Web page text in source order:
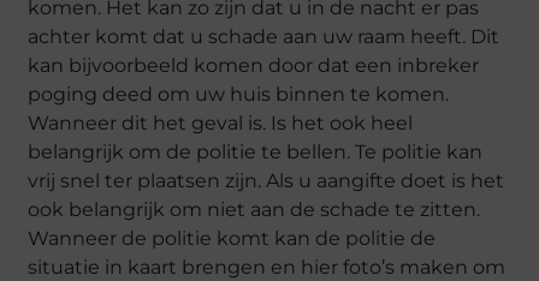
komen. Het kan zo zijn dat u in de nacht er pas
achter komt dat u schade aan uw raam heeft. Dit
kan bijvoorbeeld komen door dat een inbreker
poging deed om uw huis binnen te komen.
Wanneer dit het geval is. Is het ook heel
belangrijk om de politie te bellen. Te politie kan
vrij snel ter plaatsen zijn. Als u aangifte doet is het
ook belangrijk om niet aan de schade te zitten.
Wanneer de politie komt kan de politie de
situatie in kaart brengen en hier foto’s maken om